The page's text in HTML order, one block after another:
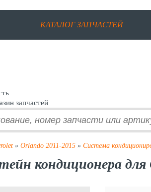
КАТАЛОГ ЗАПЧАСТЕЙ
запчастей
» Orlando 2011-2015 » Система
кондиционера для